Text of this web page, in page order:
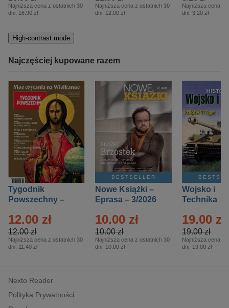
Najniższa cena z ostatnich 30
dni: 16.90 zł
Najniższa cena z ostatnich 30
dni: 12.00 zł
Najniższa cena z
dni: 3.20 zł
High-contrast mode
Najczęściej kupowane razem
Tygodnik
Powszechny –
12.00 zł
12.00 zł
Najniższa cena z ostatnich 30
dni: 11.40 zł
BESTSELLER
Nowe Książki –
Eprasa – 3/2026
10.00 zł
10.00 zł
Najniższa cena z ostatnich 30
dni: 10.00 zł
Wojsko i
Technika
– 2/2026
19.00 zł
19.00 zł
Najniższa cena z
dni: 19.00 zł
Nexto Reader
Polityka Prywatności